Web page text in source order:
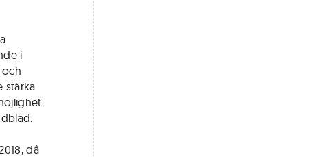
i
stärka
då